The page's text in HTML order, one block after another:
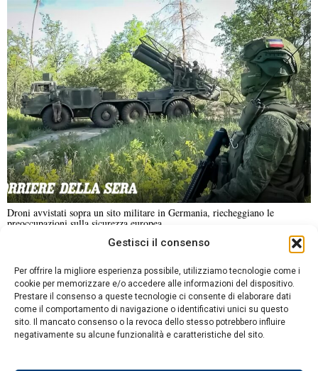
Gestisci il consenso
Per offrire la migliore esperienza possibile, utilizziamo tecnologie come i
cookie per memorizzare e/o accedere alle informazioni del dispositivo.
Prestare il consenso a queste tecnologie ci consente di elaborare dati
come il comportamento di navigazione o identificativi unici su questo
sito. Il mancato consenso o la revoca dello stesso potrebbero influire
negativamente su alcune funzionalità e caratteristiche del sito.
Droni avvistati sopra un sito militare in Germania, riecheggiano le
preoccupazioni sulla sicurezza europea
ANALISI E OPINIONI
SPORT CULTURA VIAGGI
Contatti
Informativa sulla privacy
DA NON PERDERE
scusa per aver simulato un